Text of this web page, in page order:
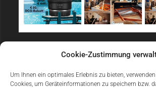
Cookie-Zustimmung
Um Ihnen ein optimales Erlebnis zu bieten,
Cookies, um Geräteinformationen zu speichern bzw.
Sicher Einkaufen